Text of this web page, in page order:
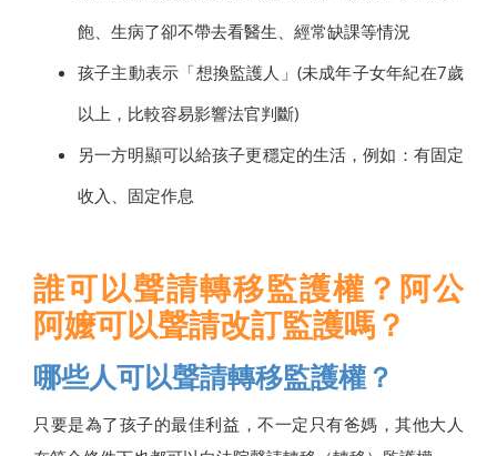
飽、生病了卻不帶去看醫生、經常缺課等情況
孩子主動表示「想換監護人」(未成年子女年紀在7歲
以上，比較容易影響法官判斷)
另一方明顯可以給孩子更穩定的生活，例如：有固定
收入、固定作息
誰可以聲請轉移監護權？阿公
阿嬤可以聲請改訂監護嗎？
哪些人可以聲請轉移監護權？
只要是為了孩子的最佳利益，不一定只有爸媽，其他大人